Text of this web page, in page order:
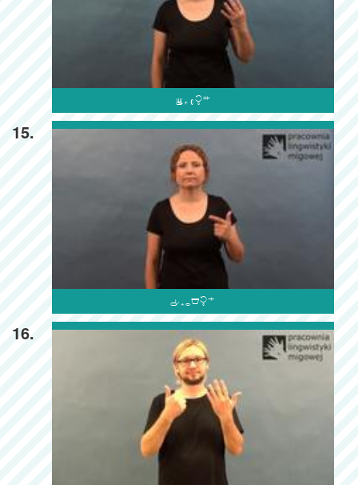

15.

16.